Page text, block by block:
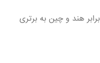
هند و چین به برتری